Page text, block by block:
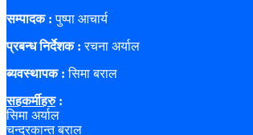
सम्पादक : पुष्पा आचार्य
प्रबन्ध निर्देशक : रचना अर्याल
ब्यवस्थापक : सिमा बराल
सहकर्मीहरु:
सिमा अर्याल
चन्द्रकान्त बराल